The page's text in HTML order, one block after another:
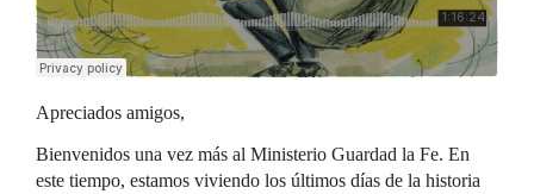
Apreciados amigos,
Bienvenidos una vez más al Ministerio Guardad la Fe. En
este tiempo, estamos viviendo los últimos días de la historia